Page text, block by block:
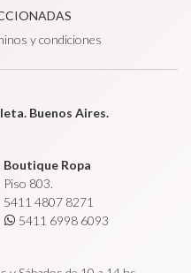
y condiciones
Buenos Aires.
Boutique Ropa
Piso 803.
5411 4807 8271
5411 6998 6093